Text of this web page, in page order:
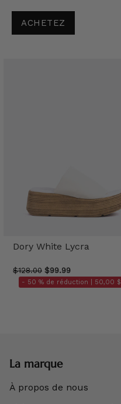
ACHETEZ
Dory White Lycra
$128.00 $99.99
- 50 % de réduction | 50,00 $
La marque
À propos de nous